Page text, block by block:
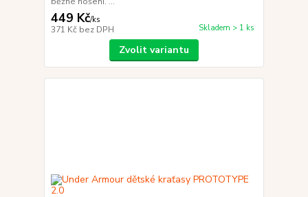
449 Kč/ks
371 Kč bez DPH Skladem > 1 ks
Zvolit variantu